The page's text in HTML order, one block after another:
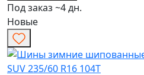
Под заказ ~4 дн.
Новые